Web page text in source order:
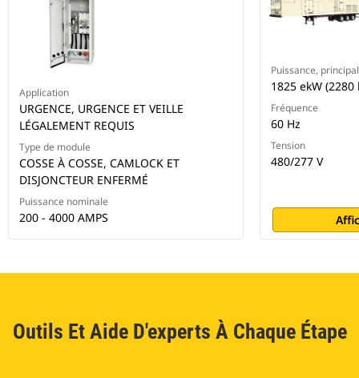
Application
URGENCE, URGENCE ET VEILLE
LÉGALEMENT REQUIS
Type de module
COSSE À COSSE, CAMLOCK ET
DISJONCTEUR ENFERMÉ
Puissance nominale
200 - 4000 AMPS
Puissance, principal
1825 ekW (2280
Fréquence
60 Hz
Tension
480/277 V
Outils Et Aide D'experts À Chaque Étape